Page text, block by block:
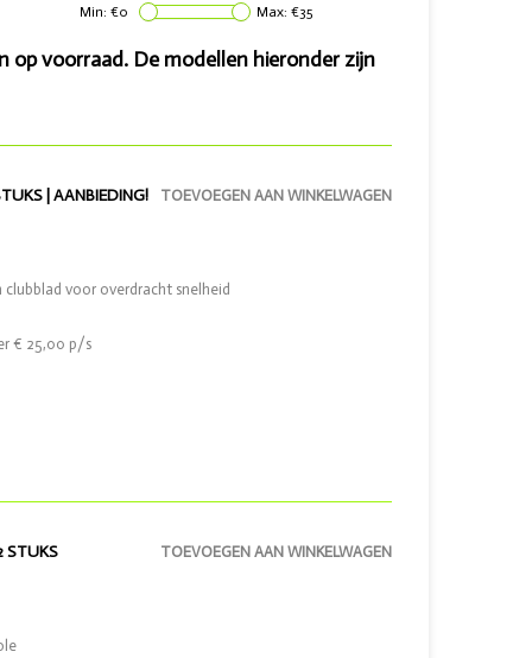
Min: €0 Max: €35
voorraad. De modellen hieronder zijn
| AANBIEDING! TOEVOEGEN AAN WINKELWAGEN
voor overdracht snelheid
€ 25,00 p/s
STUKS TOEVOEGEN AAN WINKELWAGEN